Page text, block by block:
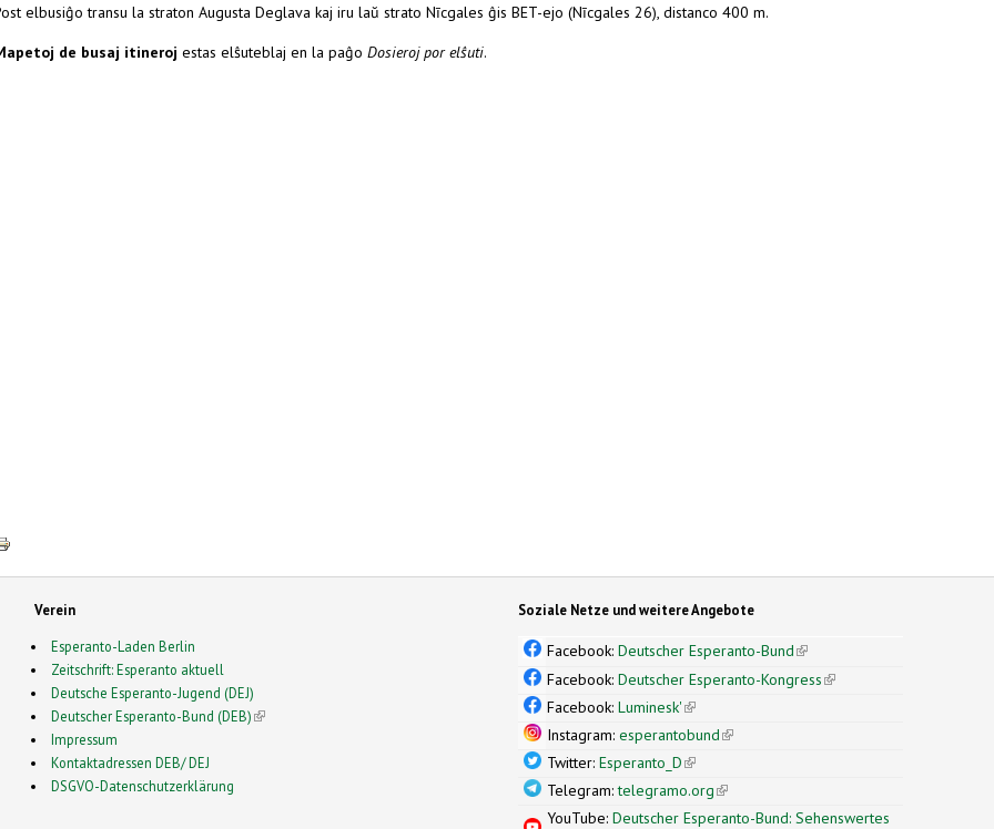
elbusiĝo transu la straton Augusta Deglava kaj iru laŭ strato Nīcgales ĝis BET-ejo (Nīcgales 26), distanco 400 m.
de busaj itineroj estas elŝuteblaj en la paĝo Dosieroj por elŝuti.
Verein
Esperanto-Laden Berlin
Zeitschrift: Esperanto aktuell
Deutsche Esperanto-Jugend (DEJ)
Deutscher Esperanto-Bund (DEB)(link is external)
Impressum
Kontaktadressen DEB/ DEJ
DSGVO-Datenschutzerklärung
Soziale Netze und weitere Angebote
Facebook:Deutscher Esperanto-Bund(link is external)
Facebook:Deutscher Esperanto-Kongress(link is external)
Facebook:Luminesk'(link is external)
Instagram:esperantobund(link is external)
Twitter:Esperanto_D(link is external)
Telegram:telegramo.org(link is external)
YouTube:Deutscher Esperanto-Bund: Sehenswertes